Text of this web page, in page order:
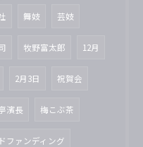
舞妓 芸妓
牧野富太郎 12月
2月3日 祝賀会
濱長 梅こぶ茶
ファンディング